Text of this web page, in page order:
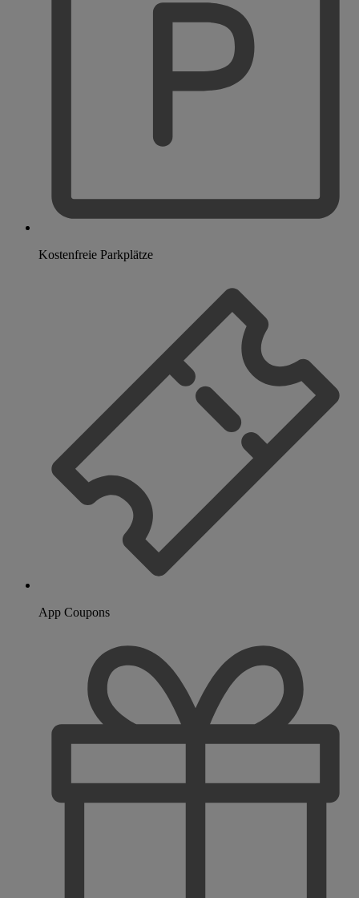
Kostenfreie Parkplätze
App Coupons